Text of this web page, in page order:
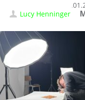
Lucy Henninger